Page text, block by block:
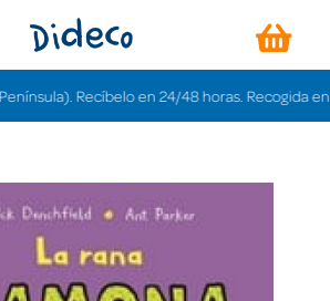
Recíbelo en 24/48 horas. Recogida en